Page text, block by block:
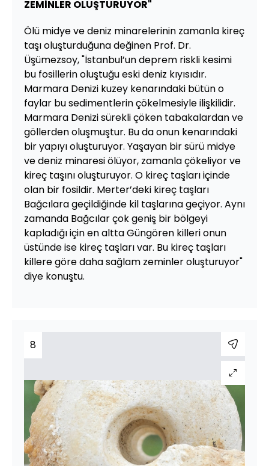
ZEMİNLER OLUŞTURUYOR"
Ölü midye ve deniz minarelerinin zamanla kireç
taşı oluşturduğuna değinen Prof. Dr.
Üşümezsoy, "İstanbul’un deprem riskli kesimi
bu fosillerin oluştuğu eski deniz kıyısıdır.
Marmara Denizi kuzey kenarındaki bütün o
faylar bu sedimentlerin çökelmesiyle ilişkilidir.
Marmara Denizi sürekli çöken tabakalardan ve
göllerden oluşmuştur. Bu da onun kenarındaki
bir yapıyı oluşturuyor. Yaşayan bir sürü midye
ve deniz minaresi ölüyor, zamanla çökeliyor ve
kireç taşını oluşturuyor. O kireç taşları içinde
olan bir fosildir. Merter’deki kireç taşları
Bağcılara geçildiğinde kil taşlarına geçiyor. Aynı
zamanda Bağcılar çok geniş bir bölgeyi
kapladığı için en altta Güngören killeri onun
üstünde ise kireç taşları var. Bu kireç taşları
killere göre daha sağlam zeminler oluşturuyor"
diye konuştu.
8